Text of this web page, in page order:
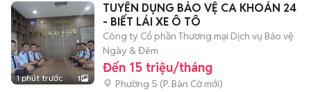
1 phút trước 1
TUYỂN DỤNG BẢO VỆ CA KHOÁN 24
- BIẾT LÁI XE Ô TÔ
Công ty Cổ phần Thương mại Dịch vụ Bảo vệ
Ngày & Đêm
Đến 15 triệu/tháng
Phường 5 (P. Bàn Cờmới)